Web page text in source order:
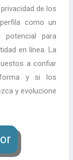
de los
como un
potencial para
en línea. La
a confiar
y si los
y evolucione